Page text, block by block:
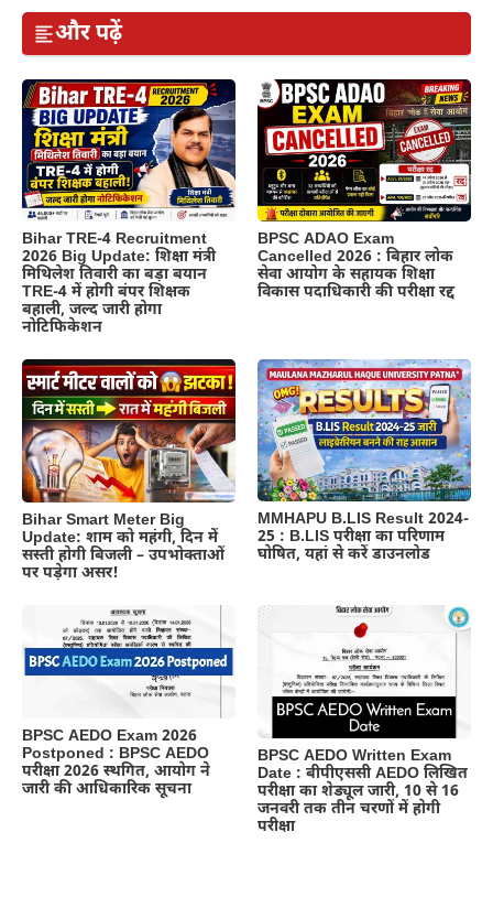
और पढ़ें
Bihar TRE-4 Recruitment
2026 Big Update: शिक्षा मंत्री
मिथिलेश तिवारी का बड़ा बयान
TRE-4 में होगी बंपर शिक्षक
बहाली, जल्द जारी होगा
नोटिफिकेशन
BPSC ADAO Exam
Cancelled 2026 : बिहार लोक
सेवा आयोग के सहायक शिक्षा
विकास पदाधिकारी की परीक्षा रद्द
Bihar Smart Meter Big
Update: शाम को महंगी, दिन में
सस्ती होगी बिजली – उपभोक्ताओं
पर पड़ेगा असर!
MMHAPU B.LIS Result 2024-
25 : B.LIS परीक्षा का परिणाम
घोषित, यहां से करें डाउनलोड
BPSC AEDO Exam 2026
Postponed : BPSC AEDO
परीक्षा 2026 स्थगित, आयोग ने
जारी की आधिकारिक सूचना
BPSC AEDO Written Exam
Date : बीपीएससी AEDO लिखित
परीक्षा का शेड्यूल जारी, 10 से 16
जनवरी तक तीन चरणों में होगी
परीक्षा